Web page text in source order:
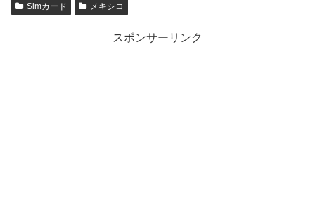
Simカード メキシコ
スポンサーリンク